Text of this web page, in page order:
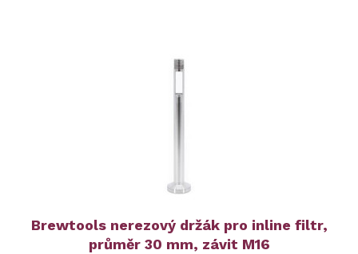
Brewtools nerezový držák pro inline filtr,
průměr 30 mm, závit M16